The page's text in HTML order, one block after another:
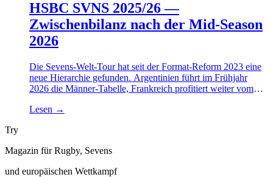
HSBC SVNS 2025/26 —
Zwischenbilanz nach der Mid-Season
2026
Die Sevens-Welt-Tour hat seit der Format-Reform 2023 eine
neue Hierarchie gefunden. Argentinien führt im Frühjahr
2026 die Männer-Tabelle, Frankreich profitiert weiter vom
Neuseeland und Fidschi geraten unter Druck.
Lesen →
Try
Magazin für Rugby, Sevens
und europäischen Wettkampf